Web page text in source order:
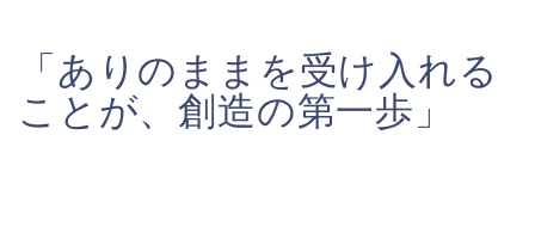
「ありのままを受け入れる
ことが、創造の第一歩」